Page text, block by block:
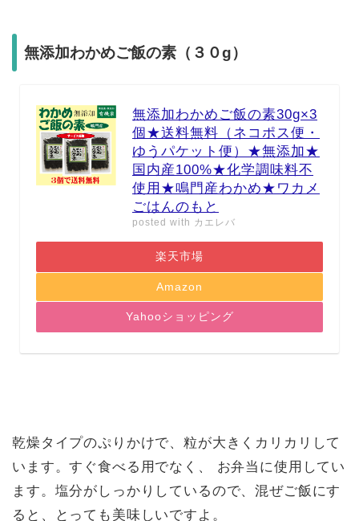
無添加わかめご飯の素（３０g）
無添加わかめご飯の素30g×3
個★送料無料（ネコポス便・
ゆうパケット便）★無添加★
国内産100%★化学調味料不
使用★鳴門産わかめ★ワカメ
ごはんのもと
posted with カエレバ
楽天市場
Amazon
Yahooショッピング
乾燥タイプのぷりかけで、粒が大きくカリカリして
います。すぐ食べる用でなく、 お弁当に使用してい
ます。塩分がしっかりしているので、混ぜご飯にす
ると、とっても美味しいですよ。